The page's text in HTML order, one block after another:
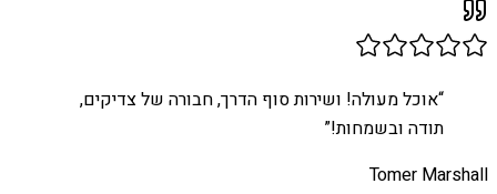
“אוכל מעולה! ושירות סוף הדרך, חבורה של צדיקים,
תודה ובשמחות!”
Tomer Marshall